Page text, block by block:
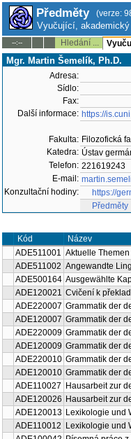
Předměty (verze:
Vyučující, akademický
--:-- Hledání ...
Mgr. Martin Šemelík, Ph.D.
Adresa:
Sídlo:
Fax:
Další informace: https://
Fakulta: Filozofická
Katedra: Ústav
Telefon: 221619243
E-mail:
Konzultační hodiny:
https://
Předměty
Kód
Název
ADE511001 Aktuelle
ADE511002 Angewandte
ADE500164 Ausgewählte
ADE120021 Cvičení k
ADE220007 Grammatik der
ADE120007 Grammatik der
ADE220009 Grammatik der
ADE120009 Grammatik der
ADE220010 Grammatik der
ADE120010 Grammatik der
ADE110027
Hausarbeit zur
ADE120026 Hausarbeit zur
ADE120013 Lexikologie und
ADE110012
Lexikologie und